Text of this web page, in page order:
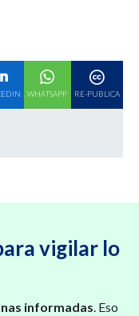
WHATSAPP RE-PUBLICA
vigilar lo
informadas. Eso